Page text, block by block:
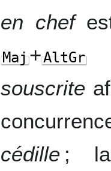
en chef
Maj+AltGr
souscrite
cédille ;